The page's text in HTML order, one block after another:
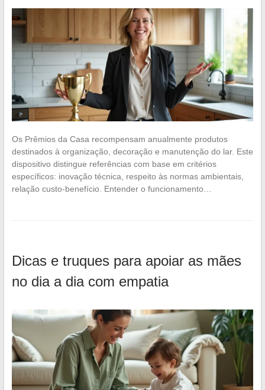
Os Prêmios da Casa recompensam anualmente produtos
destinados à organização, decoração e manutenção do lar. Este
dispositivo distingue referências com base em critérios
específicos: inovação técnica, respeito às normas ambientais,
relação custo-benefício. Entender o funcionamento…
Dicas e truques para apoiar as mães
no dia a dia com empatia